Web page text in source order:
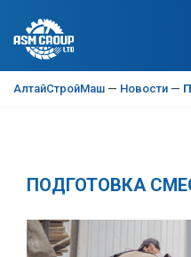
АлтайСтройМаш — Новости —
ПОДГОТОВКА